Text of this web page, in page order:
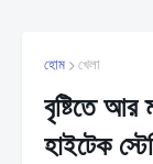
হোম খেলা
বৃষ্টিতে আর
হাইটেক